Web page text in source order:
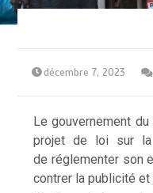
décembre 7, 2023
Le gouvernement
projet de loi sur la
de réglementer son
contrer la publicité et